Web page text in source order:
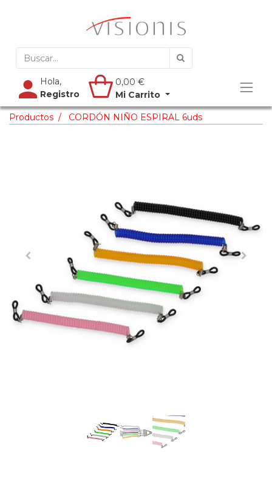
Hola,
Registro
0,00 €
Mi Carrito
Productos CORDÓN NIÑO ESPIRAL 6uds